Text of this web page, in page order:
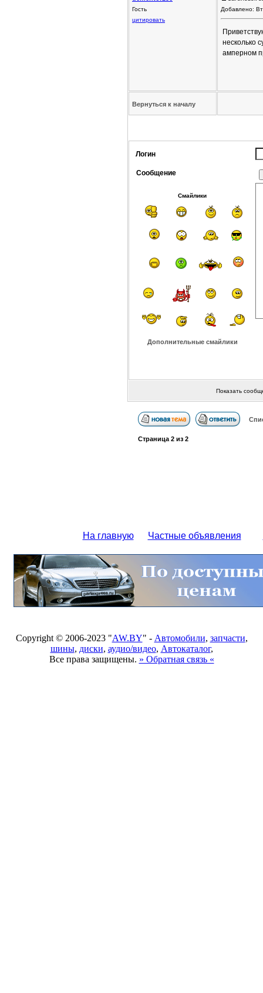
Гость
цитировать
Добавлено:
несколько
амперном
Вернуться к началу
Логин
Сообщение
Смайлики
Дополнительные смайлики
Показать
Страница 2из 2
На главную Частные объявления
Copyright © 2006-2023 "AW.BY" - Автомобили, запчасти,
шины, диски, аудио/видео, Автокаталог,
Все права защищены. » Обратная связь «